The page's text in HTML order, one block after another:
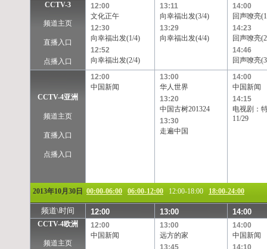
CCTV-3
频道主页
直播入口
点播入口
12:00
文化正午
12:30
向幸福出发(1/4)
12:52
向幸福出发(2/4)
13:11
向幸福出发(3/4)
13:29
向幸福出发(4/4)
14:00
回声嘹亮
14:23
回声嘹亮
14:46
回声嘹亮
CCTV-4亚洲
频道主页
直播入口
点播入口
12:00
中国新闻
13:00
华人世界
13:20
中国古树201324
13:30
走遍中国
14:00
中国新闻
14:15
电视剧：
11/29
2013年10月30日 00:00-06:00 06:00-12:00 12:00-18:00 18:00-24:00
频道\时间 12:00 13:00 14:00
CCTV-4欧洲
频道主页
12:00
中国新闻
13:00
远方的家
13:45
14:00
中国新闻
14:10